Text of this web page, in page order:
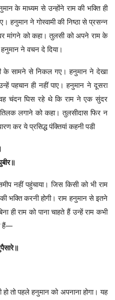
के माध्यम से उन्होंने राम की भक्ति ही
हनुमान ने गोस्वामी की निष्ठा से प्रसन्न
मांगने को कहा। तुलसी को अपने राम के
ने वचन दे दिया।
के सामने से निकल गए। हनुमान ने देखा
पहचान ही नहीं पाए। हनुमान ने दूसरा
चंदन घिस रहे थे कि राम ने एक सुंदर
लगाने को कहा। तुलसीदास फिर न
कर ये प्रसिद्ध पंक्तियां कहनी पडी
नहीं पहुंचाया। जिस किसी को भी राम
भक्ति करनी होगी। राम हनुमान से इतने
ही राम को पाना चाहते हैं उन्हें राम कभी
हैं—
तो पहले हनुमान को अपनाना होगा। यह